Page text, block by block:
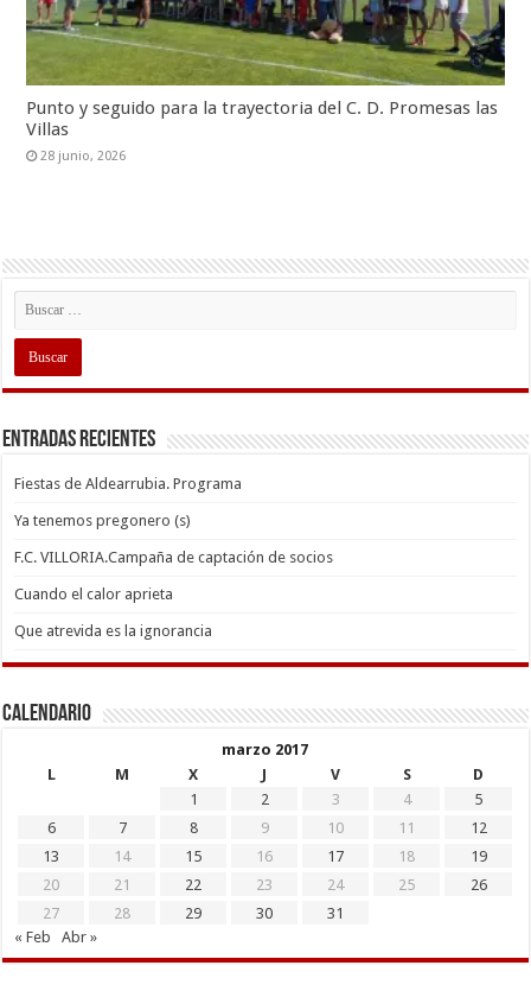
Punto y seguido para la trayectoria del C. D. Promesas las
Villas
28 junio, 2026
Entradas recientes
Fiestas de Aldearrubia. Programa
Ya tenemos pregonero (s)
F.C. VILLORIA.Campaña de captación de socios
Cuando el calor aprieta
Que atrevida es la ignorancia
Calendario
marzo 2017
L
M X J V S
D
1
2 3 4
5
6
7 8 9 10 11
12
13
14 15 16 17 18
19
20
21 22 23 24 25
26
27
28 29 30
31
« Feb
Abr »